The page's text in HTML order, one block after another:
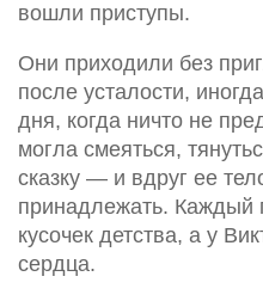
вошли приступы.
Они приходили без
после усталости,
дня, когда ничто не
могла смеяться,
сказку — и вдруг ее
принадлежать. Каждый
кусочек детства, а у
сердца.